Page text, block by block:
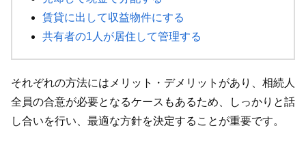
賃貸に出して収益物件にする
共有者の1人が居住して管理する
それぞれの方法にはメリット・デメリットがあり、相続人
全員の合意が必要となるケースもあるため、しっかりと話
し合いを行い、最適な方針を決定することが重要です。